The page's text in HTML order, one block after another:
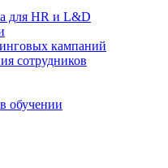
для HR и L&D
кампаний
сотрудников
обучении